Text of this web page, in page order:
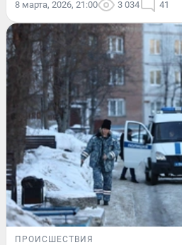
8 марта, 2026, 21:00 3 034 41
ПРОИСШЕСТВИЯ